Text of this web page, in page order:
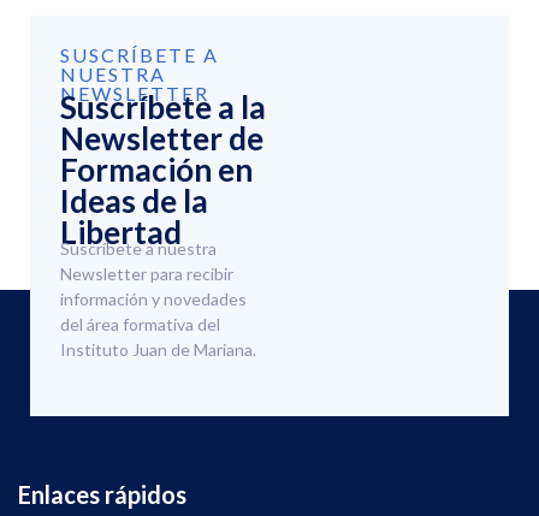
SUSCRÍBETE A
NUESTRA
NEWSLETTER
Suscríbete a la
Newsletter de
Formación en
Ideas de la
Libertad
Suscríbete a nuestra
Newsletter para recibir
información y novedades
del área formativa del
Instituto Juan de Mariana.
Enlaces rápidos